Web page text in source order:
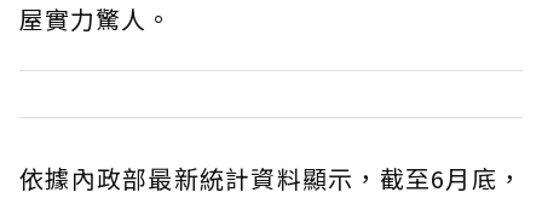
屋實力驚人。
依據內政部最新統計資料顯示，截至6月底，